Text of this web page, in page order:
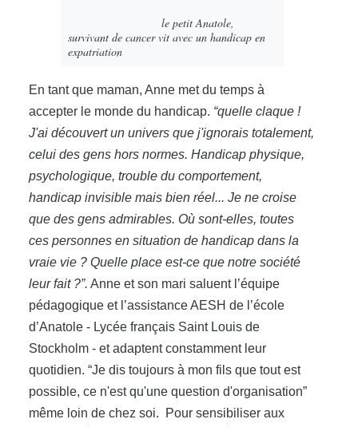
le petit Anatole,
survivant de cancer vit avec un handicap en
expatriation
En tant que maman, Anne met du temps à
accepter le monde du handicap. “quelle claque !
J'ai découvert un univers que j'ignorais totalement,
celui des gens hors normes. Handicap physique,
psychologique, trouble du comportement,
handicap invisible mais bien réel... Je ne croise
que des gens admirables. Où sont-elles, toutes
ces personnes en situation de handicap dans la
vraie vie ? Quelle place est-ce que notre société
leur fait ?”. Anne et son mari saluent l’équipe
pédagogique et l’assistance AESH de l’école
d’Anatole - Lycée français Saint Louis de
Stockholm - et adaptent constamment leur
quotidien. “Je dis toujours à mon fils que tout est
possible, ce n'est qu'une question d'organisation”
même loin de chez soi. Pour sensibiliser aux